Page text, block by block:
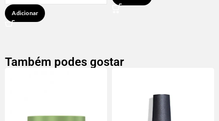
Adicionar
Também podes gostar